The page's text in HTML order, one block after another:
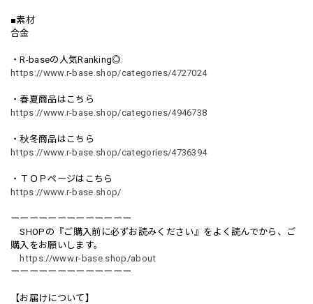
■素材
合金
・R-baseの人気Ranking◎
https://www.r-base.shop/categories/4727024
・春夏商品はこちら
https://www.r-base.shop/categories/4946738
・秋冬商品はこちら
https://www.r-base.shop/categories/4736394
・ＴＯＰページはこちら
https://www.r-base.shop/
ーーーーーーーーーーーーー
SHOPの『ご購入前に必ずお読みください』をよく読んでから、ご
購入をお願いします。
https://www.r-base.shop/about
ーーーーーーーーーーーーー
【お届けについて】